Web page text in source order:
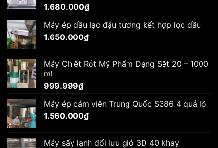
1.680.000₫
Máy ép dầu lạc đậu tương kết hợp lọc dầu
1.650.000₫
Máy Chiết Rót Mỹ Phẩm Dạng Sệt 20 – 1000
ml
999.999₫
Máy ép cám viên Trung Quốc S386 4 quả lô
1.560.000₫
Máy sấy lạnh đối lưu gió 3D 40 khay